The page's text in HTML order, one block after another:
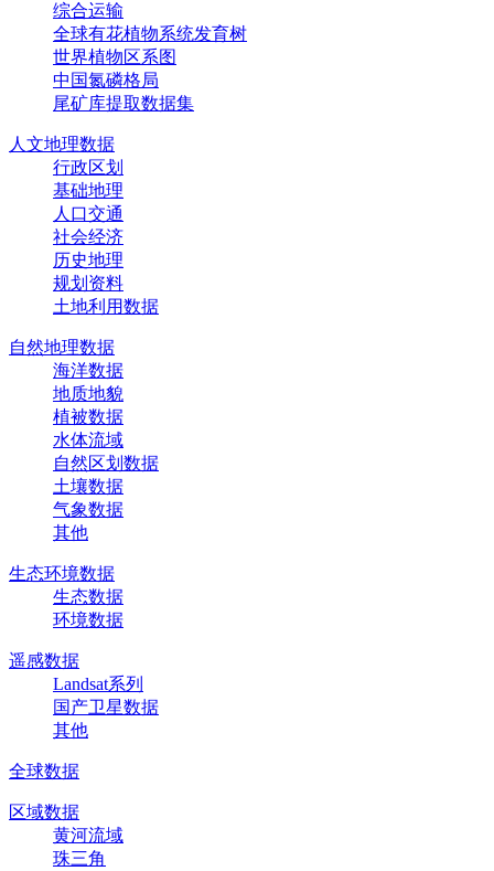
综合运输
全球有花植物系统发育树
世界植物区系图
中国氮磷格局
尾矿库提取数据集
人文地理数据
行政区划
基础地理
人口交通
社会经济
历史地理
规划资料
土地利用数据
自然地理数据
海洋数据
地质地貌
植被数据
水体流域
自然区划数据
土壤数据
气象数据
其他
生态环境数据
生态数据
环境数据
遥感数据
Landsat系列
国产卫星数据
其他
全球数据
区域数据
黄河流域
珠三角